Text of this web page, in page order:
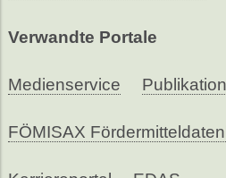
Verwandte Portale
Medienservice
FÖMISAX